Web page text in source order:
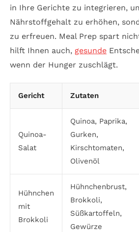
in Ihre Gerichte zu integrieren,
Nährstoffgehalt zu erhöhen,
zu erfreuen. Meal Prep spart
hilft Ihnen auch, gesunde
wenn der Hunger zuschlägt.
Gericht Zutaten
Quinoa-
Salat
Quinoa, Paprika,
Gurken,
Kirschtomaten,
Olivenöl
Hühnchen
mit
Brokkoli
Hühnchenbrust,
Brokkoli,
Süßkartoffeln,
Gewürze